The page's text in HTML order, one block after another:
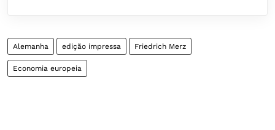
Alemanha edição impressa Friedrich Merz
Economia europeia